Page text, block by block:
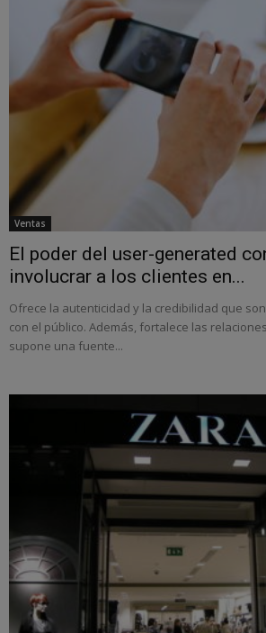
Ventas
El poder del user-generated
involucrar a los clientes en...
Ofrece la autenticidad y la credibilidad que
con el público. Además, fortalece las
supone una fuente...